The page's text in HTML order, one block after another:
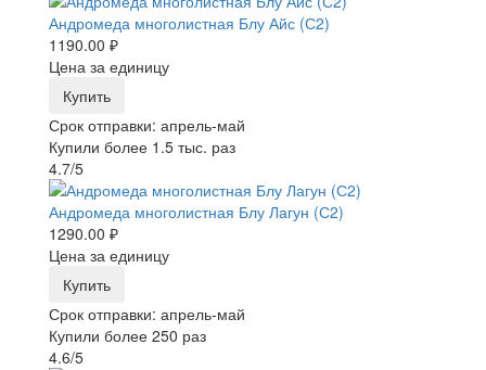
Андромеда многолистная Блу Айс (С2)
1190.00 ₽
Цена за единицу
Купить
Срок отправки: апрель-май
Купили более 1.5 тыс. раз
4.7/5
Андромеда многолистная Блу Лагун (С2)
1290.00 ₽
Цена за единицу
Купить
Срок отправки: апрель-май
Купили более 250 раз
4.6/5